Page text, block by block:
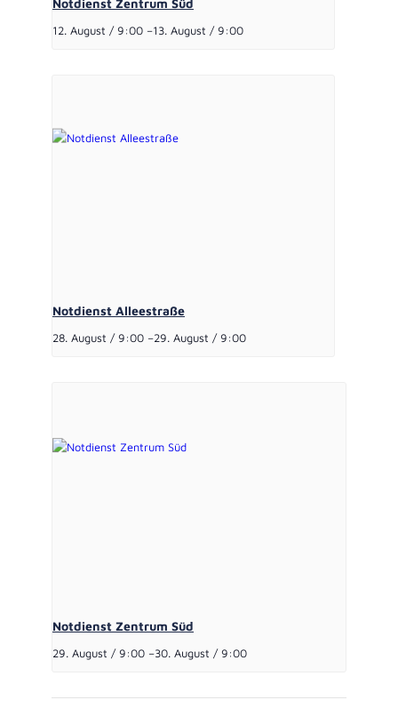
Notdienst Zentrum Süd
12. August / 9:00 –13. August / 9:00
Notdienst Alleestraße
28. August / 9:00 –29. August / 9:00
Notdienst Zentrum Süd
29. August / 9:00 –30. August / 9:00